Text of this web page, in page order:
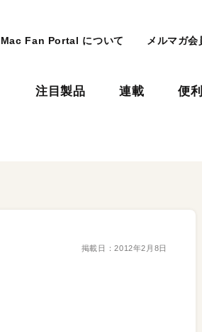
Mac Fan Portal について メルマガ会
注目製品 連載 便
掲載日：2012年2月8日